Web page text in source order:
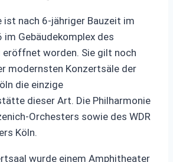
ist nach 6-jähriger Bauzeit im
im Gebäudekomplex des
eröffnet worden. Sie gilt noch
modernsten Konzertsäle der
die einzige
dieser Art. Die Philharmonie
Orchesters sowie des WDR
Köln.
wurde einem Amphitheater